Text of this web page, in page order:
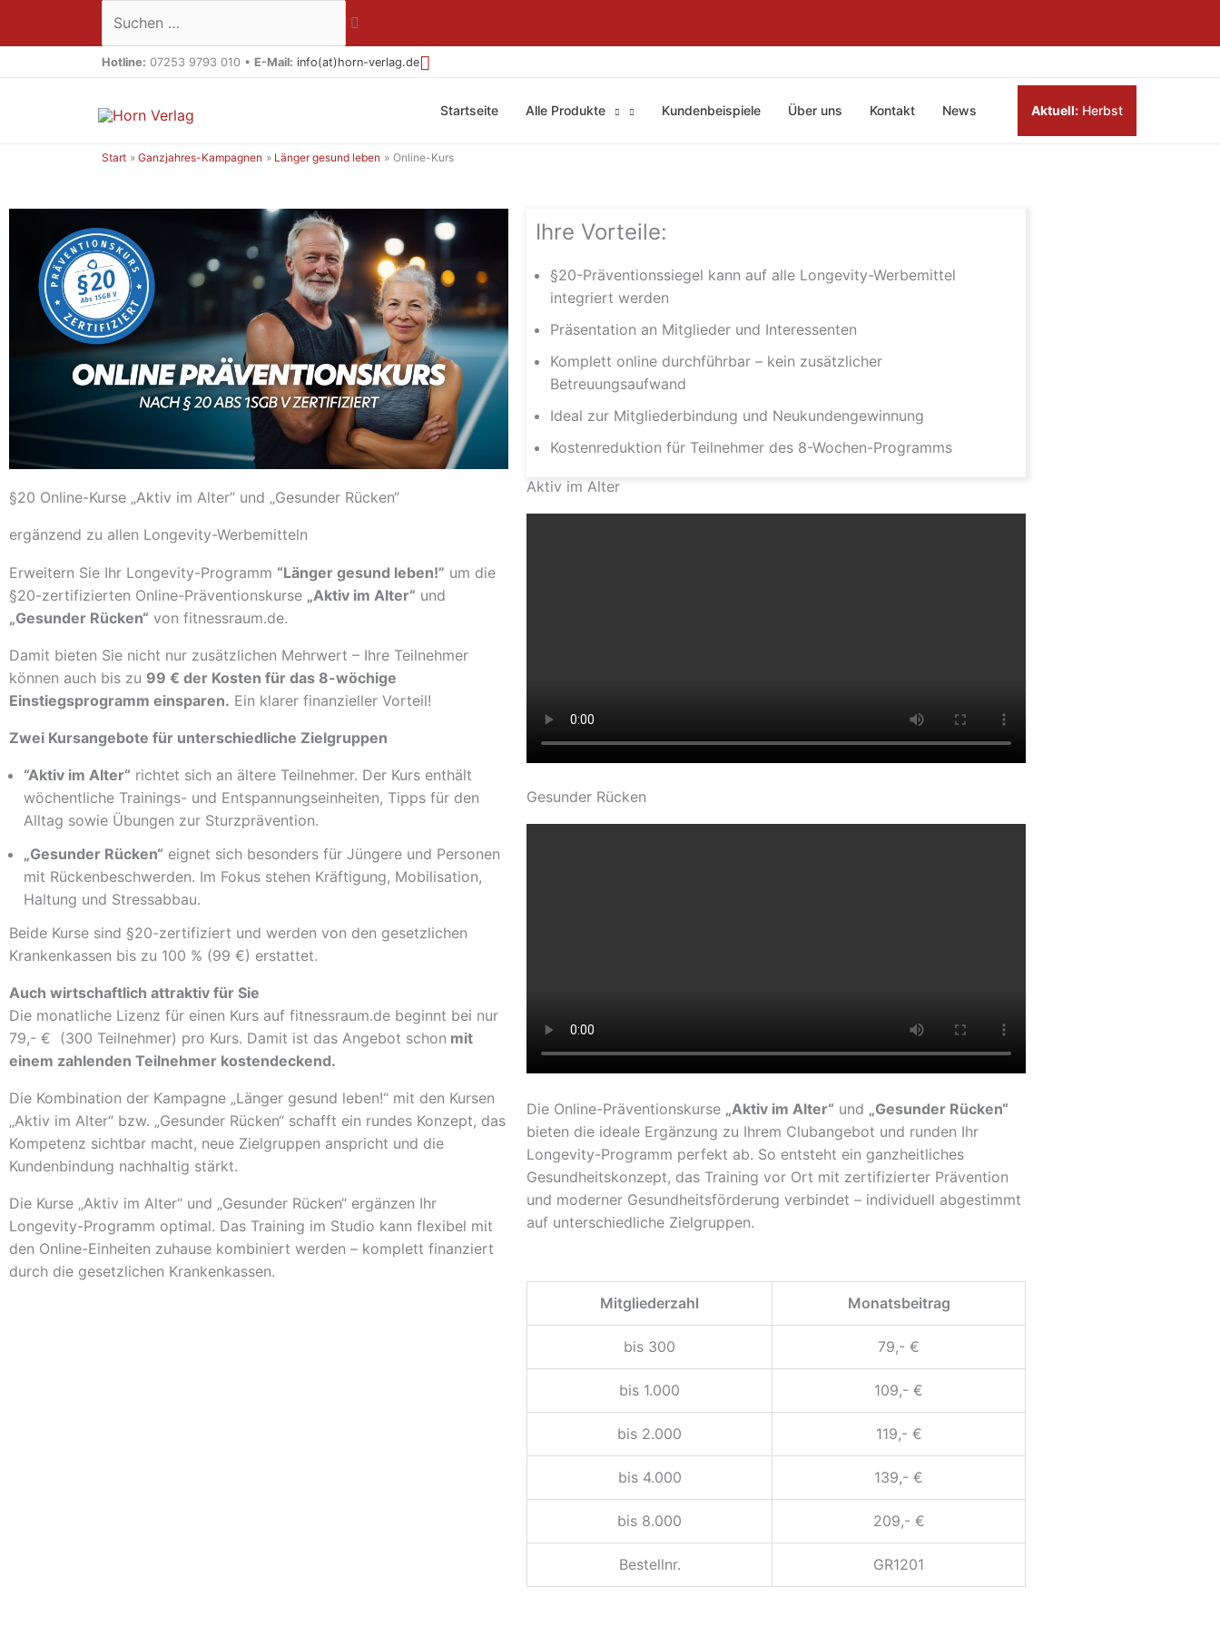
Suchen …
Hotline: 07253 9793 010 • E-Mail: info(at)horn-verlag.de
Startseite Alle Produkte Kundenbeispiele Über uns Kontakt News Aktuell: Herbst
Start Ganzjahres-Kampagnen Länger gesund leben Online-Kurs
§20 Online-Kurse „Aktiv im Alter“ und „Gesunder Rücken“
ergänzend zu allen Longevity-Werbemitteln
Erweitern Sie Ihr Longevity-Programm “Länger gesund leben!” um die
§20-zertifizierten Online-Präventionskurse „Aktiv im Alter“ und
„Gesunder Rücken“ von fitnessraum.de.
Damit bieten Sie nicht nur zusätzlichen Mehrwert – Ihre Teilnehmer
können auch bis zu 99 € der Kosten für das 8-wöchige
Einstiegsprogramm einsparen. Ein klarer finanzieller Vorteil!
Zwei Kursangebote für unterschiedliche Zielgruppen
“Aktiv im Alter“ richtet sich an ältere Teilnehmer. Der Kurs enthält
wöchentliche Trainings- und Entspannungseinheiten, Tipps für den
Alltag sowie Übungen zur Sturzprävention.
„Gesunder Rücken“ eignet sich besonders für Jüngere und Personen
mit Rückenbeschwerden. Im Fokus stehen Kräftigung, Mobilisation,
Haltung und Stressabbau.
Beide Kurse sind §20-zertifiziert und werden von den gesetzlichen
Krankenkassen bis zu 100 % (99 €) erstattet.
Auch wirtschaftlich attraktiv für Sie
Die monatliche Lizenz für einen Kurs auf fitnessraum.de beginnt bei nur
79,- € (300 Teilnehmer) pro Kurs. Damit ist das Angebot schon mit
einem zahlenden Teilnehmer kostendeckend.
Die Kombination der Kampagne „Länger gesund leben!“ mit den Kursen
„Aktiv im Alter“ bzw. „Gesunder Rücken“ schafft ein rundes Konzept, das
Kompetenz sichtbar macht, neue Zielgruppen anspricht und die
Kundenbindung nachhaltig stärkt.
Die Kurse „Aktiv im Alter“ und „Gesunder Rücken“ ergänzen Ihr
Longevity-Programm optimal. Das Training im Studio kann flexibel mit
den Online-Einheiten zuhause kombiniert werden – komplett finanziert
durch die gesetzlichen Krankenkassen.
Ihre Vorteile:
§20-Präventionssiegel kann auf alle Longevity-Werbemittel
integriert werden
Präsentation an Mitglieder und Interessenten
Komplett online durchführbar – kein zusätzlicher
Betreuungsaufwand
Ideal zur Mitgliederbindung und Neukundengewinnung
Kostenreduktion für Teilnehmer des 8-Wochen-Programms
Aktiv im Alter
Gesunder Rücken
Die Online-Präventionskurse „Aktiv im Alter“ und „Gesunder Rücken“
bieten die ideale Ergänzung zu Ihrem Clubangebot und runden Ihr
Longevity-Programm perfekt ab. So entsteht ein ganzheitliches
Gesundheitskonzept, das Training vor Ort mit zertifizierter Prävention
und moderner Gesundheitsförderung verbindet – individuell abgestimmt
auf unterschiedliche Zielgruppen.
Mitgliederzahl Monatsbeitrag
bis 300 79,- €
bis 1.000 109,- €
bis 2.000 119,- €
bis 4.000 139,- €
bis 8.000 209,- €
Bestellnr. GR1201